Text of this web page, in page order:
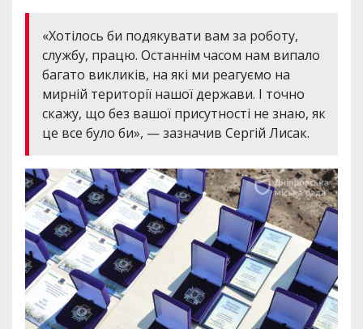
«Хотілось би подякувати вам за роботу,
службу, працю. Останнім часом нам випало
багато викликів, на які ми реагуємо на
мирній території нашої держави. І точно
скажу, що без вашої присутності не знаю, як
це все було би», — зазначив Сергій Лисак.